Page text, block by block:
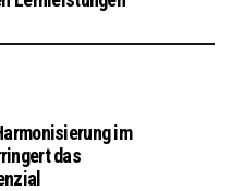
im
das